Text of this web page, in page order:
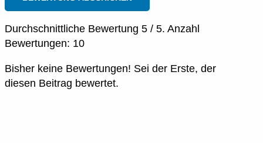
Durchschnittliche Bewertung 5 / 5. Anzahl
Bewertungen: 10
Bisher keine Bewertungen! Sei der Erste, der
diesen Beitrag bewertet.